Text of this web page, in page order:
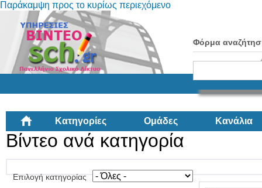
Παράκαμψη προς το κυρίως περιεχόμενο
Φόρμα
Κατηγορίες Ομάδες Κανάλια
Βίντεο ανά κατηγορία
Επιλογή κατηγορίας